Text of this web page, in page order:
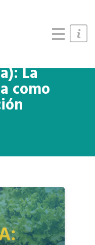
La
como